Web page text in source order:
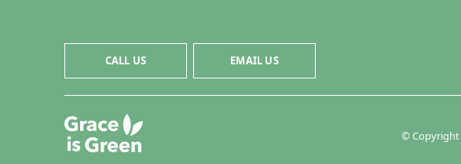
CALL US EMAIL US
© Copyright